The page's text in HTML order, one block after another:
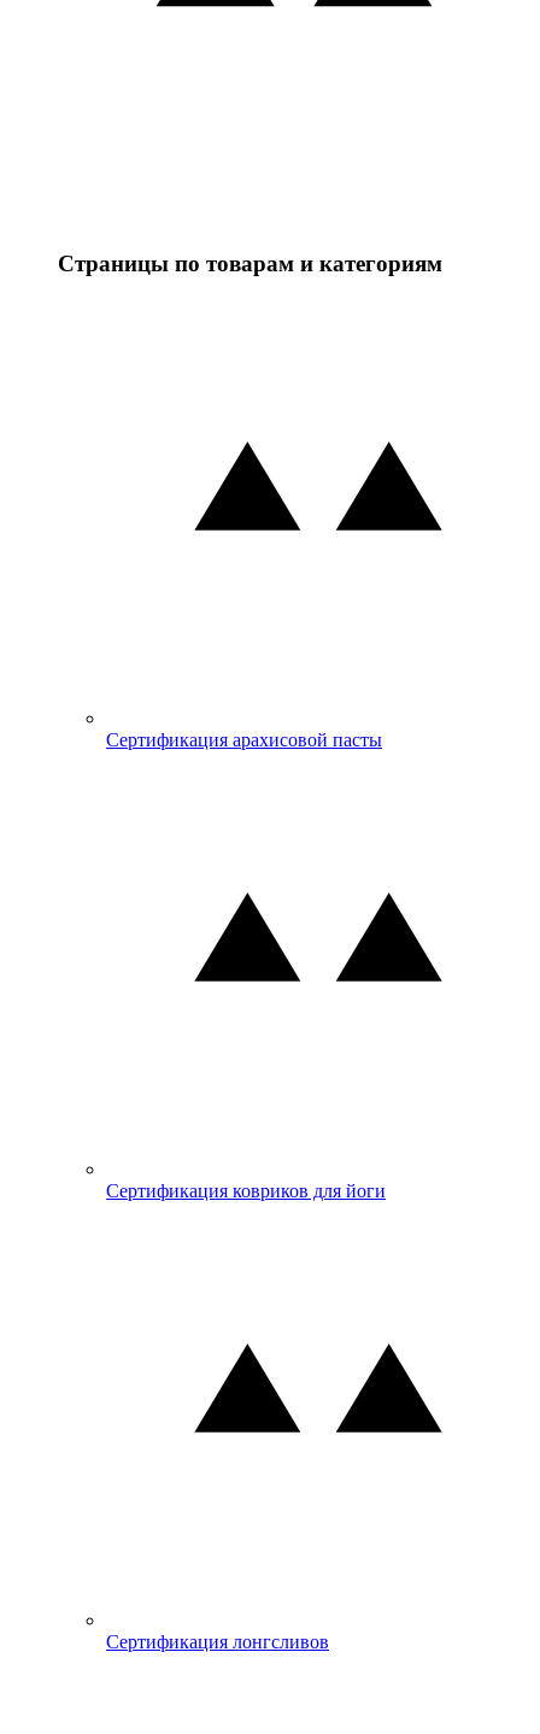
Страницы по товарам и категориям
Сертификация арахисовой пасты
Сертификация ковриков для йоги
Сертификация лонгсливов